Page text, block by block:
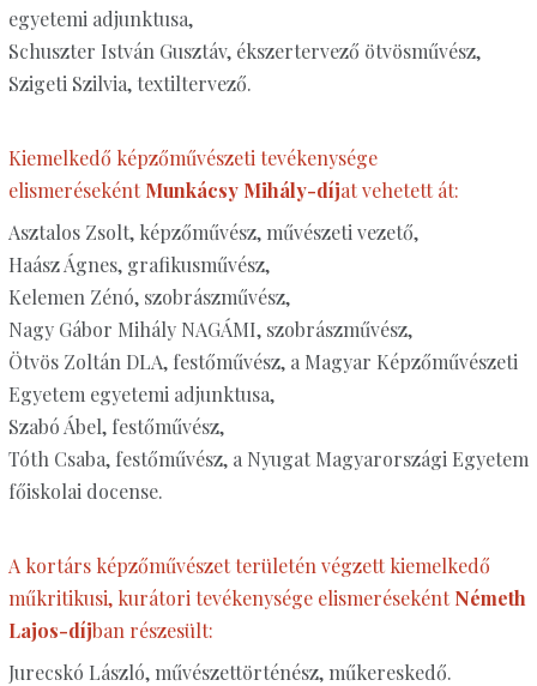
egyetemi adjunktusa,
Schuszter István Gusztáv, ékszertervező ötvösművész,
Szigeti Szilvia, textiltervező.
Kiemelkedő képzőművészeti tevékenysége
elismerésekéntMunkácsy Mihály-díjat vehetett át:
Asztalos Zsolt, képzőművész, művészeti vezető,
Haász Ágnes, grafikusművész,
Kelemen Zénó, szobrászművész,
Nagy Gábor Mihály NAGÁMI, szobrászművész,
Ötvös Zoltán DLA, festőművész, a Magyar Képzőművészeti
Egyetem egyetemi adjunktusa,
Szabó Ábel, festőművész,
Tóth Csaba, festőművész, a Nyugat Magyarországi Egyetem
főiskolai docense.
A kortárs képzőművészet területén végzett kiemelkedő
műkritikusi, kurátori tevékenysége elismerésekéntNémeth
Lajos-díjban részesült:
Jurecskó László, művészettörténész, műkereskedő.